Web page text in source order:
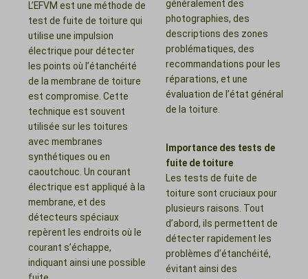
L’EFVM est une méthode de
test de fuite de toiture qui
utilise une impulsion
électrique pour détecter
les points où l’étanchéité
de la membrane de toiture
est compromise. Cette
technique est souvent
utilisée sur les toitures
avec membranes
synthétiques ou en
caoutchouc. Un courant
électrique est appliqué à la
membrane, et des
détecteurs spéciaux
repèrent les endroits où le
courant s’échappe,
indiquant ainsi une possible
généralement des
photographies, des
descriptions des zones
problématiques, des
recommandations pour les
réparations, et une
évaluation de l’état général
de la toiture.
Importance des tests de
fuite de toiture
Les tests de fuite de
toiture sont cruciaux pour
plusieurs raisons. Tout
d’abord, ils permettent de
détecter rapidement les
problèmes d’étanchéité,
évitant ainsi des